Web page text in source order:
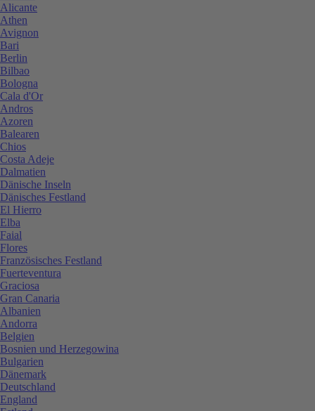
Alicante
Athen
Avignon
Bari
Berlin
Bilbao
Bologna
Cala d'Or
Andros
Azoren
Balearen
Chios
Costa Adeje
Dalmatien
Dänische Inseln
Dänisches Festland
El Hierro
Elba
Faial
Flores
Französisches Festland
Fuerteventura
Graciosa
Gran Canaria
Albanien
Andorra
Belgien
Bosnien und Herzegowina
Bulgarien
Dänemark
Deutschland
England